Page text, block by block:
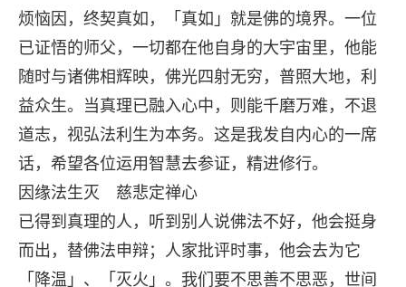
烦恼因，终契真如，「真如」就是佛的境界。一位
已证悟的师父，一切都在他自身的大宇宙里，他能
随时与诸佛相辉映，佛光四射无穷，普照大地，利
益众生。当真理已融入心中，则能千磨万难，不退
道志，视弘法利生为本务。这是我发自内心的一席
话，希望各位运用智慧去参证，精进修行。
因缘法生灭 慈悲定禅心
已得到真理的人，听到别人说佛法不好，他会挺身
而出，替佛法申辩；人家批评时事，他会去为它
「降温」、「灭火」。我们要不思善不思恶，世间